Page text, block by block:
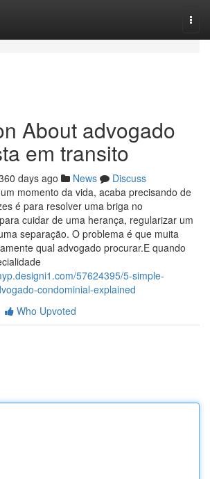
About advogado
em transito
days ago News
Discuss
momento da vida, acaba precisando de
é para resolver uma briga no
cuidar de uma herança, regularizar um
separação. O problema é que muita
qual advogado procurar.E quando
57624395/5-simple-
condominial-explained
Who Upvoted